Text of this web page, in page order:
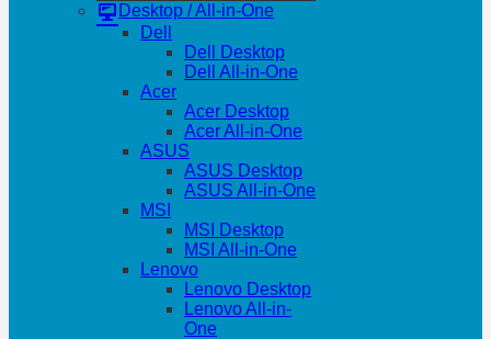
Desktop / All-in-One
Dell
Dell Desktop
Dell All-in-One
Acer
Acer Desktop
Acer All-in-One
ASUS
ASUS Desktop
ASUS All-in-One
MSI
MSI Desktop
MSI All-in-One
Lenovo
Lenovo Desktop
Lenovo All-in-
One